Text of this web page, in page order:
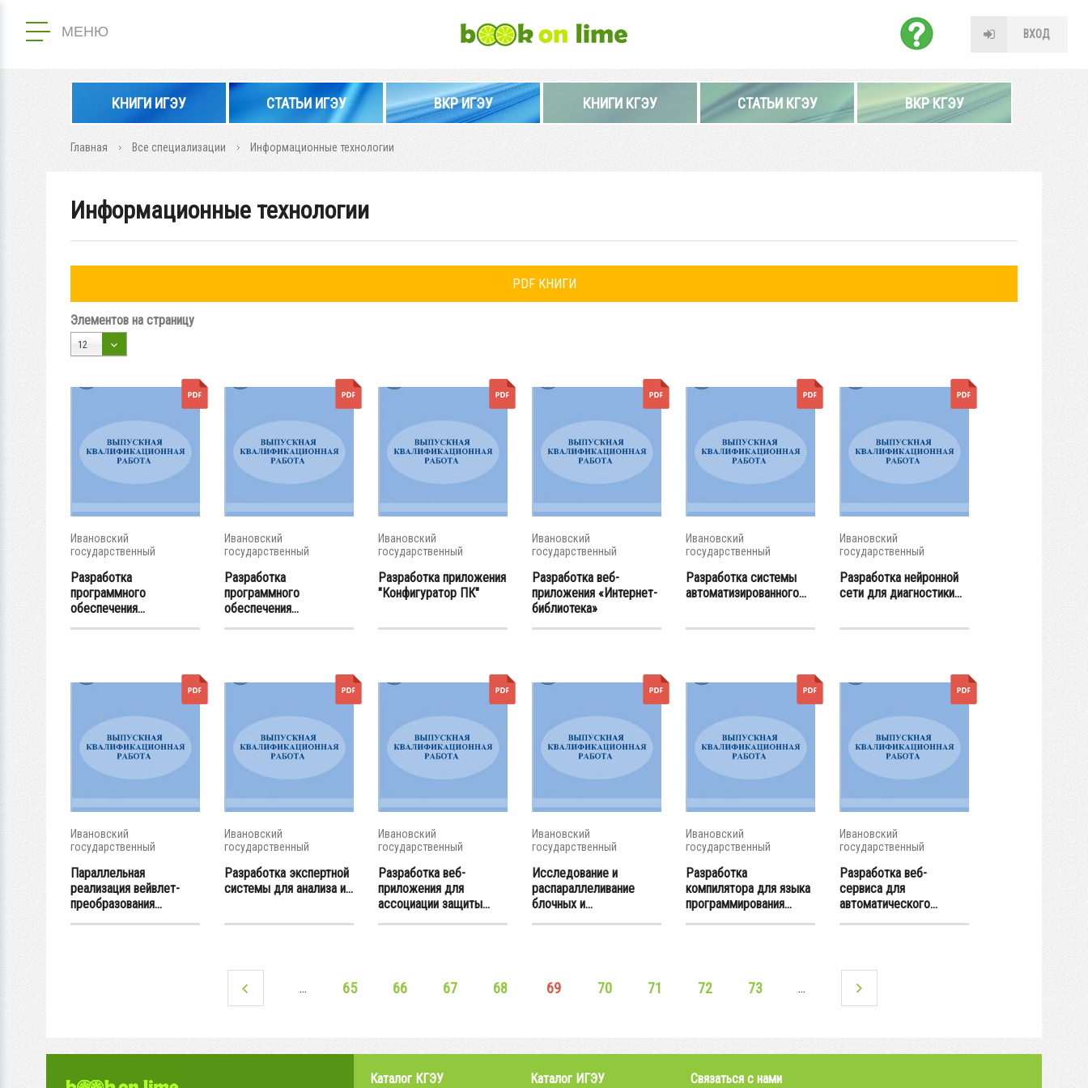
МЕНЮ ВХОД
КНИГИ ИГЭУ СТАТЬИ ИГЭУ ВКР ИГЭУ КНИГИ КГЭУ СТАТЬИ КГЭУ ВКР КГЭУ
Главная Все специализации Информационные технологии
Информационные технологии
PDF КНИГИ
Элементов на страницу
12
Ивановский
государственный
Разработка
программного
обеспечения...
Ивановский
государственный
Разработка
программного
обеспечения...
Ивановский
государственный
Разработка приложения
"Конфигуратор ПК"
Ивановский
государственный
Разработка веб-
приложения «Интернет-
библиотека»
Ивановский
государственный
Разработка системы
автоматизированного...
Ивановский
государственный
Разработка нейронной
сети для диагностики...
Ивановский
государственный
Параллельная
реализация вейвлет-
преобразования...
Ивановский
государственный
Разработка экспертной
системы для анализа и...
Ивановский
государственный
Разработка веб-
приложения для
ассоциации защиты...
Ивановский
государственный
Исследование и
распараллеливание
блочных и...
Ивановский
государственный
Разработка
компилятора для языка
программирования...
Ивановский
государственный
Разработка веб-
сервиса для
автоматического...
… 65 66 67 68 69 70 71 72 73 …
Каталог КГЭУ Каталог ИГЭУ Связаться с нами